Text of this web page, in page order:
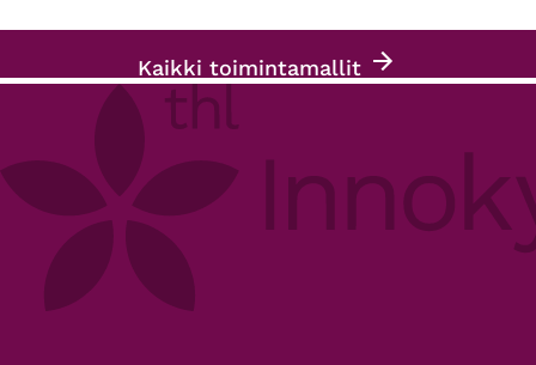
Kaikki toimintamallit